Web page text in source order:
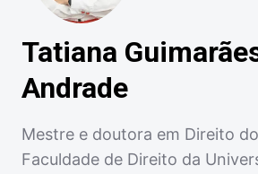
Tatiana
Andrade
Mestre e doutora em Direito
Faculdade de Direito da